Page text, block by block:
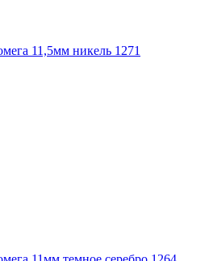
11,5мм никель 1271